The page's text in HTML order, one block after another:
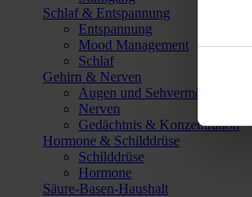
Schlaf & Entspannung
Entspannung
Mood Management
Schlaf
Gehirn & Nerven
Augen und Sehvermögen
Nerven
Gedächtnis & Konzentration
Hormone & Schilddrüse
Schilddrüse
Hormone
Säure-Basen-Haushalt